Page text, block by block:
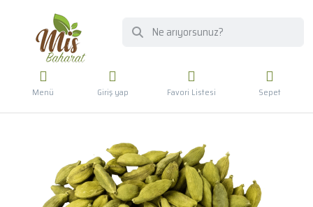
Menü Giriş yap Favori Listesi Sepet